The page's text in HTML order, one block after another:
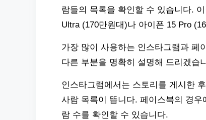
람들의 목록을 확인할 수 있습니다.
Ultra (170만원대)나 아이폰 15 Pro
가장 많이 사용하는 인스타그램과 페
다른 부분을 명확히 설명해 드리겠습
인스타그램에서는 스토리를 게시한
사람 목록이 뜹니다. 페이스북의 경우
람 수를 확인할 수 있습니다.